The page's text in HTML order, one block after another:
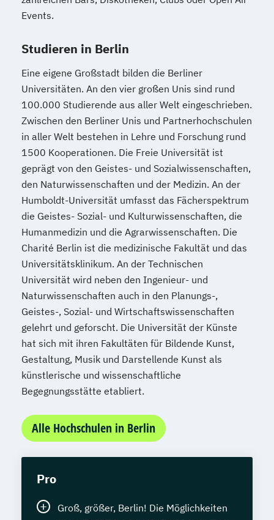
Events.
Studieren in Berlin
Eine eigene Großstadt bilden die Berliner
Universitäten. An den vier großen Unis sind rund
100.000 Studierende aus aller Welt eingeschrieben.
Zwischen den Berliner Unis und Partnerhochschulen
in aller Welt bestehen in Lehre und Forschung rund
1500 Kooperationen. Die Freie Universität ist
geprägt von den Geistes- und Sozialwissenschaften,
den Naturwissenschaften und der Medizin. An der
Humboldt-Universität umfasst das Fächerspektrum
die Geistes- Sozial- und Kulturwissenschaften, die
Humanmedizin und die Agrarwissenschaften. Die
Charité Berlin ist die medizinische Fakultät und das
Universitätsklinikum. An der Technischen
Universität wird neben den Ingenieur- und
Naturwissenschaften auch in den Planungs-,
Geistes-, Sozial- und Wirtschaftswissenschaften
gelehrt und geforscht. Die Universität der Künste
hat sich mit ihren Fakultäten für Bildende Kunst,
Gestaltung, Musik und Darstellende Kunst als
künstlerische und wissenschaftliche
Begegnungsstätte etabliert.
Alle Hochschulen in Berlin
Pro
Groß, größer, Berlin! Die Möglichkeiten